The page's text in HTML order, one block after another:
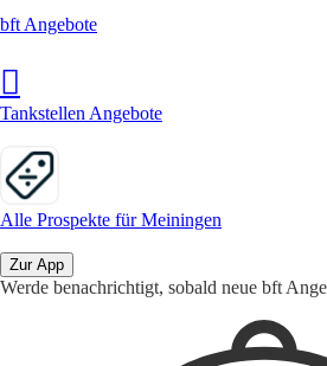
bft Angebote
Tankstellen Angebote
Alle Prospekte für Meiningen
Zur App
Werde benachrichtigt, sobald neue bft